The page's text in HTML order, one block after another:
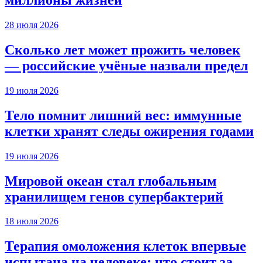
28 июля 2026
Сколько лет может прожить человек
— российские учёные назвали предел
19 июля 2026
Тело помнит лишний вес: иммунные
клетки хранят следы ожирения годами
19 июля 2026
Мировой океан стал глобальным
хранилищем генов супербактерий
18 июля 2026
Терапия омоложения клеток впервые